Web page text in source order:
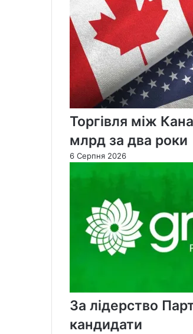
призвів
до
закриття
шкіл
Квебеку
Торгівля між
млрд за два роки
6 Серпня 2026
За лідерство
кандидати